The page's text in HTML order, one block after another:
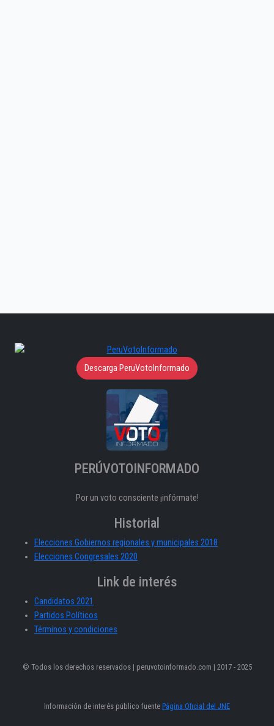
Descarga PeruVotoInformado
PERÚVOTOINFORMADO
Por un voto consciente ¡infórmate!
Historial
Elecciones Gobiernos regionales y municipales 2018
Elecciones Congresales 2020
Link de interés
Candidatos 2021
Partidos Políticos
Términos y condiciones
© Todos los derechos reservados | peruvotoinformado.com | 2017 - 2025
Información de interés público fuente Página Oficial del JNE